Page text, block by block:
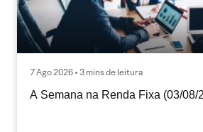
7 Ago 2026 • 3 mins de leitura
A Semana na Renda Fixa (03/08/